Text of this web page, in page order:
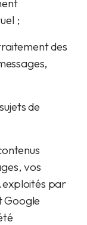
;
des
de
vos
exploités par
Google